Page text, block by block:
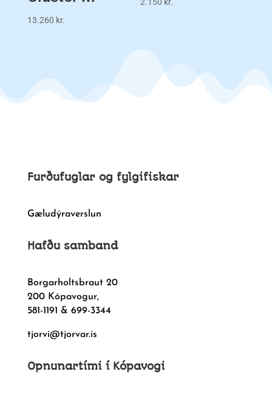
13.260 kr.
Furðufuglar og fylgifiskar
Gæludýraverslun
Hafðu samband
Borgarholtsbraut 20
200 Kópavogur,
581-1191 & 699-3344
tjorvi@tjorvar.is
Opnunartími í Kópavogi